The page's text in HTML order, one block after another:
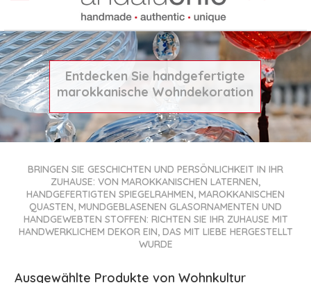
Entdecken Sie handgefertigte
marokkanische Wohndekoration
BRINGEN SIE GESCHICHTEN UND PERSÖNLICHKEIT IN IHR
ZUHAUSE: VON MAROKKANISCHEN LATERNEN,
HANDGEFERTIGTEN SPIEGELRAHMEN, MAROKKANISCHEN
QUASTEN, MUNDGEBLASENEN GLASORNAMENTEN UND
HANDGEWEBTEN STOFFEN: RICHTEN SIE IHR ZUHAUSE MIT
HANDWERKLICHEM DEKOR EIN, DAS MIT LIEBE HERGESTELLT
WURDE
Ausgewählte Produkte von Wohnkultur